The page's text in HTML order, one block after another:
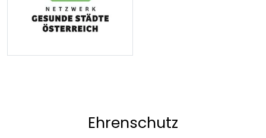
Ehrenschutz